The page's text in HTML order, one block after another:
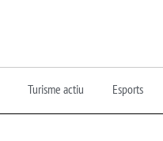
Turisme actiu Esports